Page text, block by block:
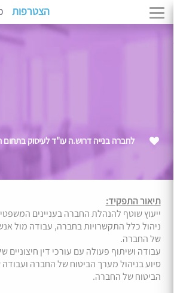
הצטרפות
לחברה בנייה דרוש.ה עו"ד לעיסוק בתחום
תיאור התפקיד:
ייעוץ שוטף להנהלת החברה בעניינים
ניהול כלל התקשרויות בחברה, עבודה מול
של החברה.
עבודה ושיתוף פעולה עם עורכי דין חיצוניים
סיוע בניהול מערך הביטוח של החברה ועבודה
הביטוח של החברה.